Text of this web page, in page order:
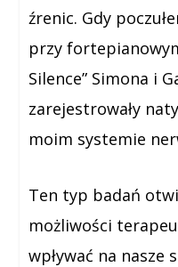
źrenic. Gdy
przy
Silence” Simona i
zarejestrowały
moim systemie
Ten typ badań
możliwości
wpływać na nasze